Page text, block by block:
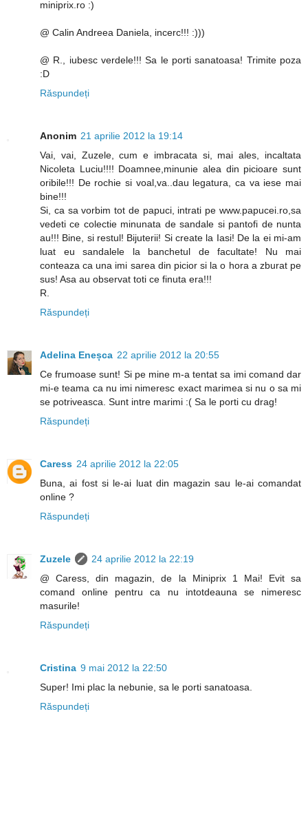
miniprix.ro :)
@ Calin Andreea Daniela, incerc!!! :)))
@ R., iubesc verdele!!! Sa le porti sanatoasa! Trimite poza
:D
Răspundeți
Anonim 21 aprilie 2012 la 19:14
Vai, vai, Zuzele, cum e imbracata si, mai ales, incaltata
Nicoleta Luciu!!!! Doamnee,minunie alea din picioare sunt
oribile!!! De rochie si voal,va..dau legatura, ca va iese mai
bine!!!
Si, ca sa vorbim tot de papuci, intrati pe www.papucei.ro,sa
vedeti ce colectie minunata de sandale si pantofi de nunta
au!!! Bine, si restul! Bijuterii! Si create la Iasi! De la ei mi-am
luat eu sandalele la banchetul de facultate! Nu mai
conteaza ca una imi sarea din picior si la o hora a zburat pe
sus! Asa au observat toti ce finuta era!!!
R.
Răspundeți
Adelina Eneșca 22 aprilie 2012 la 20:55
Ce frumoase sunt! Si pe mine m-a tentat sa imi comand dar
mi-e teama ca nu imi nimeresc exact marimea si nu o sa mi
se potriveasca. Sunt intre marimi :( Sa le porti cu drag!
Răspundeți
Caress 24 aprilie 2012 la 22:05
Buna, ai fost si le-ai luat din magazin sau le-ai comandat
online ?
Răspundeți
Zuzele
24 aprilie 2012 la 22:19
@ Caress, din magazin, de la Miniprix 1 Mai! Evit sa
comand online pentru ca nu intotdeauna se nimeresc
masurile!
Răspundeți
Cristina 9 mai 2012 la 22:50
Super! Imi plac la nebunie, sa le porti sanatoasa.
Răspundeți